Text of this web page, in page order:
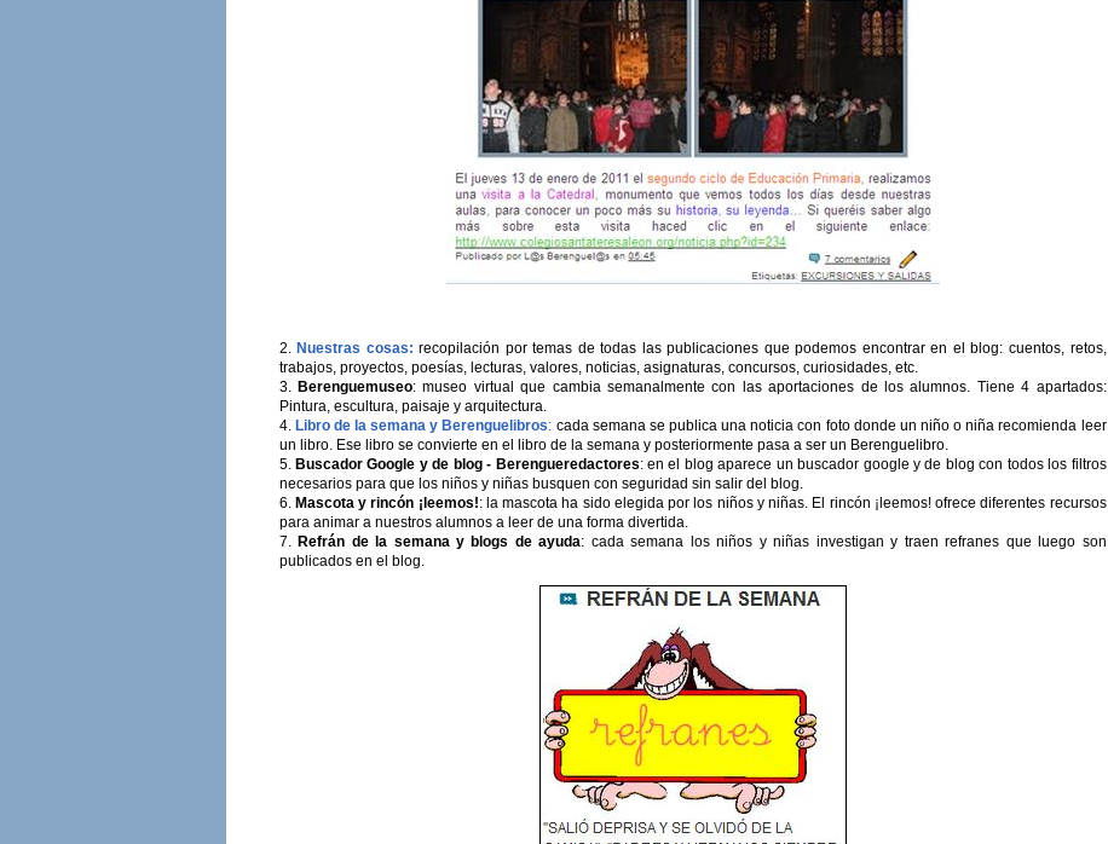
2. Nuestras cosas: recopilación por temas de todas las publicaciones que podemos encontrar en el blog: cuentos, retos,
trabajos, proyectos, poesías, lecturas, valores, noticias, asignaturas, concursos, curiosidades, etc.
3.Berenguemuseo: museo virtual que cambia semanalmente con las aportaciones de los alumnos. Tiene 4 apartados:
Pintura, escultura, paisaje y arquitectura.
4. Libro de la semana y Berenguelibros: cada semana se publica una noticia con foto donde un niño o niña recomienda leer
un libro. Ese libro se convierte en el libro de la semana y posteriormente pasa a ser un Berenguelibro.
5. Buscador Google y de blog - Berengueredactores: en el blog aparece un buscador google y de blog con todos los filtros
necesarios para que los niños y niñas busquen con seguridad sin salir del blog.
6. Mascota y rincón ¡leemos!: la mascota ha sido elegida por los niños y niñas. El rincón ¡leemos! ofrece diferentes recursos
para animar a nuestros alumnos a leer de una forma divertida.
7. Refrán de la semana y blogs de ayuda: cada semana los niños y niñas investigan y traen refranes que luego son
publicados en el blog.